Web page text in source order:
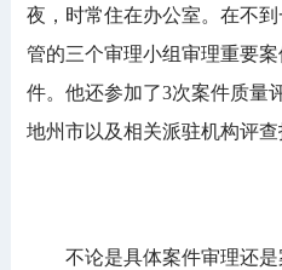
夜，时常住在办公室。在不
管的三个审理小组审理重要
件。他还参加了3次案件质量
地州市以及相关派驻机构评查
不论是具体案件审理还是